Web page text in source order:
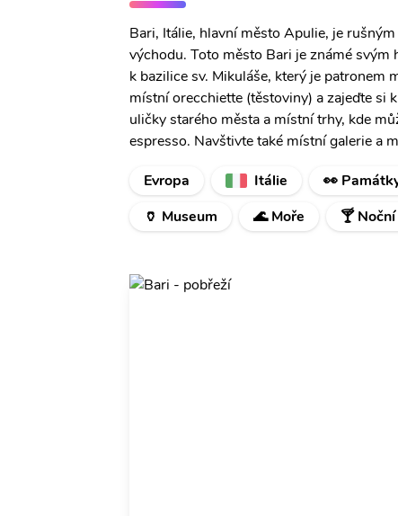
Bari, Itálie, hlavní město Apulie, je
východu. Toto město Bari je známé
k bazilice sv. Mikuláše, který je patronem
místní orecchiette (těstoviny) a zajeďte si
uličky starého města a místní trhy, kde
espresso. Navštivte také místní galerie a
Evropa
Itálie 👀
🏺 Museum
🌊 Moře 🍸